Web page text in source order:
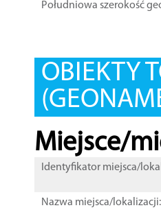
Południowa szerokość
OBIEKTY
Miejsce/
Identyfikator miejsca/
Nazwa miejsca/lokalizacji: